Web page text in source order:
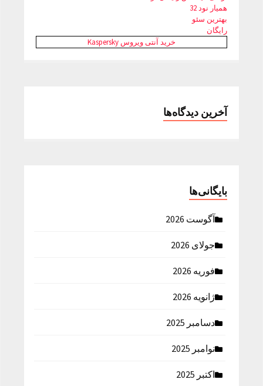
همیار نود 32
بهترین سئو
رایگان
خرید آنتی ویروس Kaspersky
آخرین دیدگاه‌ها
بایگانی‌ها
آگوست 2026
جولای 2026
فوریه 2026
ژانویه 2026
دسامبر 2025
نوامبر 2025
اکتبر 2025